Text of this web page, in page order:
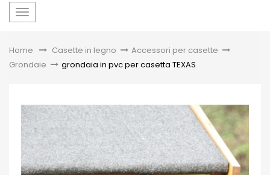
navigazione
Home &gt;Casette in legno > Accessori per casette >
Grondaie > grondaia in pvc per casetta TEXAS